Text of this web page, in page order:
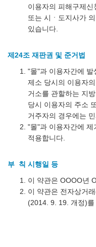
이용자의 피해구제
또는 시ㆍ도지사가
있습니다.
제24조 재판권 및 준거법
"몰"과 이용자간에
제소 당시의 이용자
거소를 관할하는 지
당시 이용자의 주소
거주자의 경우에는
"몰"과 이용자간에
적용합니다.
부 칙 시행일 등
이 약관은 OOOO년
이 약관은 전자상거
(2014. 9. 19. 개정)를